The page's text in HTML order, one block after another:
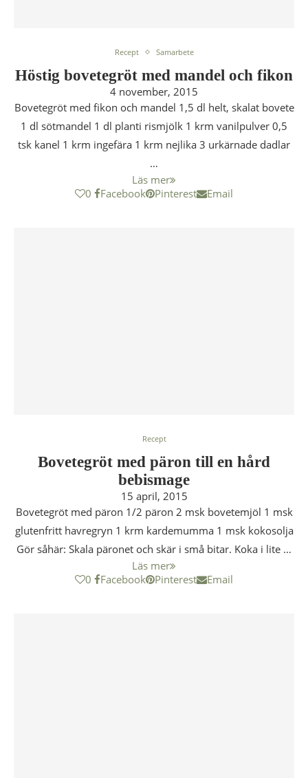
Recept Samarbete
Höstig bovetegröt med mandel och fikon
4 november, 2015
Bovetegröt med fikon och mandel 1,5 dl helt, skalat bovete
1 dl sötmandel 1 dl planti rismjölk 1 krm vanilpulver 0,5
tsk kanel 1 krm ingefära 1 krm nejlika 3 urkärnade dadlar
…
Läs mer
0
Facebook Pinterest Email
Recept
Bovetegröt med päron till en hård
bebismage
15 april, 2015
Bovetegröt med päron 1/2 päron 2 msk bovetemjöl 1 msk
glutenfritt havregryn 1 krm kardemumma 1 msk kokosolja
Gör såhär: Skala päronet och skär i små bitar. Koka i lite …
Läs mer
0
Facebook Pinterest Email